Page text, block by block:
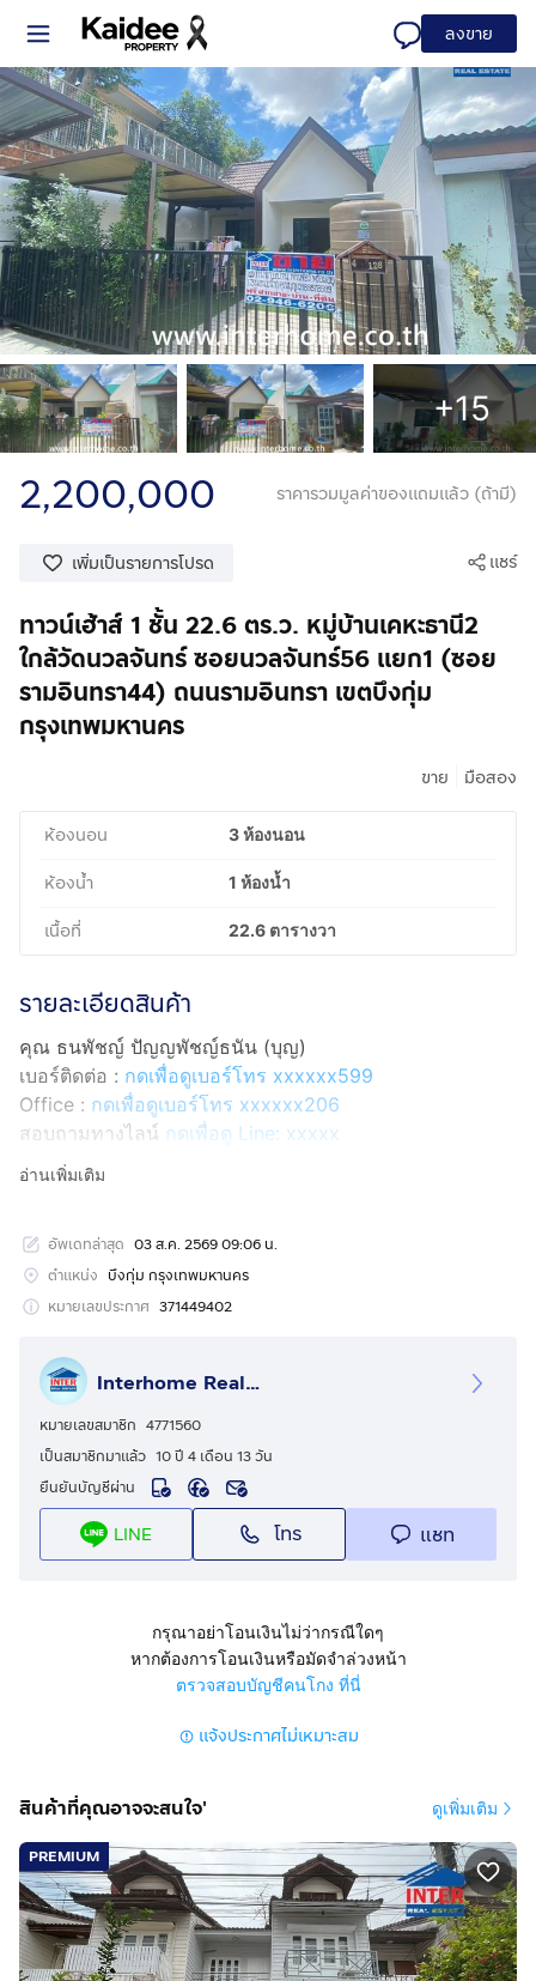
ลงขาย
+15
2,200,000 ราคารวมมูลค่าของแถมแล้ว (ถ้ามี)
เพิ่มเป็นรายการโปรด แชร์
ทาวน์เฮ้าส์ 1 ชั้น 22.6 ตร.ว. หมู่บ้านเคหะธานี2
ใกล้วัดนวลจันทร์ ซอยนวลจันทร์56 แยก1 (ซอย
รามอินทรา44) ถนนรามอินทรา เขตบึงกุ่ม
กรุงเทพมหานคร
ขาย มือสอง
ห้องนอน 3 ห้องนอน
ห้องน้ำ 1 ห้องน้ำ
เนื้อที่ 22.6 ตารางวา
รายละเอียดสินค้า
คุณ ธนพัชญ์ ปัญญพัชญ์ธนัน (บุญ)
เบอร์ติดต่อ : กดเพื่อดูเบอร์โทร xxxxxx599
Office : กดเพื่อดูเบอร์โทร xxxxxx206
สอบถามทางไลน์ กดเพื่อดู Line: xxxxx
Line ID: @interhome
ขนาด 22.6 ตร.ว.
ที่ตั้ง : หมู่บ้านเคหะธานี2 ถ.รามอินทรา เขตบึงกุ่ม
รายละเอียด
ใกล้แฟชั่นไอส์แลนด์ ใกล้เดอะพรอมานาด เซ็นทรัลอีสต์วิลล์
หมู่บ้านเคหะธานี 2 ขายทาวน์เฮ้าส์ 1 ชั้น
ขายทาวน์เฮ้าส์ 1 ชั้น ใกล้วัดนวลจันทร์ ซอยนวลจันทร์56
แยก1 (ซอยรามอินทรา44) ถนนรามอินทรา แขวงนวลจันทร์
สูง 1 ชั้น 3 นอน 1 น้ำ 1 ครัว 1 ห้องรับแขก
มีที่จอดรถ 1 คัน แอร์ 2 ตัว
บ้านสวย 1 ชั้น (หลังมุม)
มี 3 ห้องนอน 1 ห้องน้ำ 1 ห้องครัว 1 ห้องรับแขก
(แถมฟรีเฟอร์นิเจอร์ พร้อมเข้าอยู่)
ติดตั้งแทงค์น้ำและปั๊มน้ำ
จอดรถได้ 1 คัน ให้แอร์ 2 ตัว
มีสวนหย่อมสวยปลูกต้นไม้ สามารถใช้ทำกิจกรรมพักผ่อน
หน้าบ้านได้
อ่านเพิ่มเติม
อัพเดทล่าสุด 03 ส.ค. 2569 09:06 น.
ตำแหน่ง บึงกุ่ม กรุงเทพมหานคร
หมายเลขประกาศ 371449402
Interhome Realty Estate
หมายเลขสมาชิก 4771560
เป็นสมาชิกมาแล้ว 10 ปี 4 เดือน 13 วัน
ยืนยันบัญชีผ่าน
LINE โทร แชท
กรุณาอย่าโอนเงินไม่ว่ากรณีใดๆ
หากต้องการโอนเงินหรือมัดจำล่วงหน้า
ตรวจสอบบัญชีคนโกง ที่นี่
แจ้งประกาศไม่เหมาะสม
สินค้าที่คุณอาจจะสนใจ' ดูเพิ่มเติม
PREMIUM